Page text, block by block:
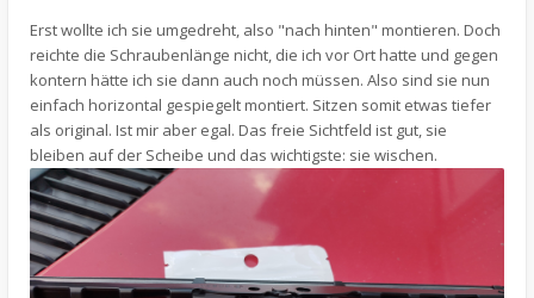
Erst wollte ich sie umgedreht, also "nach hinten" montieren. Doch
reichte die Schraubenlänge nicht, die ich vor Ort hatte und gegen
kontern hätte ich sie dann auch noch müssen. Also sind sie nun
einfach horizontal gespiegelt montiert. Sitzen somit etwas tiefer
als original. Ist mir aber egal. Das freie Sichtfeld ist gut, sie
bleiben auf der Scheibe und das wichtigste: sie wischen.